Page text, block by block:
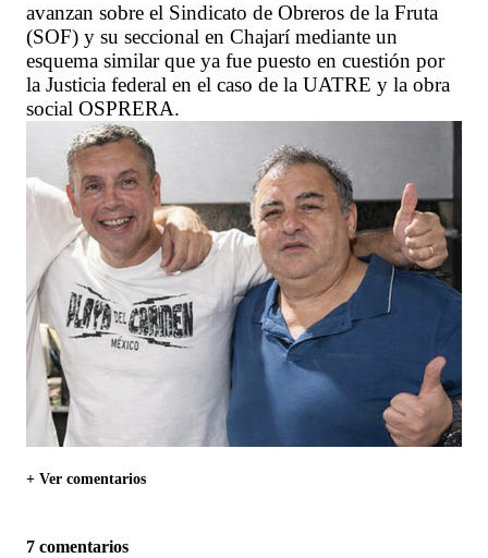
avanzan sobre el Sindicato de Obreros de la Fruta
(SOF) y su seccional en Chajarí mediante un
esquema similar que ya fue puesto en cuestión por
la Justicia federal en el caso de la UATRE y la obra
social OSPRERA.
+ Ver comentarios
7 comentarios